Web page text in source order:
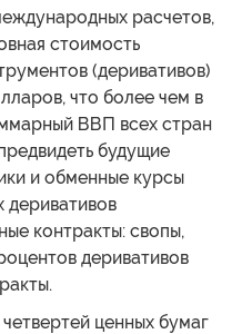
расчетов,
стоимость
(деривативов)
что более чем в
ВВП всех стран
будущие
и обменные курсы
деривативов
контракты: свопы,
деривативов
ценных бумаг